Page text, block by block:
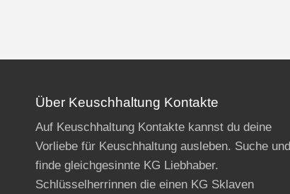
Über Keuschhaltung Kontakte
Auf Keuschhaltung Kontakte kannst du deine
Vorliebe für Keuschhaltung ausleben. Suche und
finde gleichgesinnte KG Liebhaber.
Schlüsselherrinnen die einen KG Sklaven